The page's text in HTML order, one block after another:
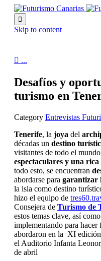

Skip to content
 ...
Desafíos y
turismo en
Category Entrevistas
Tenerife, la joya del
décadas un destino
visitantes de todo el
espectaculares y una
todo esto, se encuentran
abordarse para garantizar
la isla como destino
hizo el equipo de
Consejera de Turismo de
estos temas clave, así
implementando para hacer
abordaron en la XI
el Auditorio Infanta
de abril